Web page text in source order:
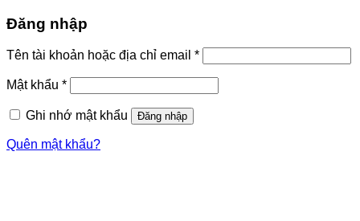
Đăng nhập
Tên tài khoản hoặc địa chỉ email *
Mật khẩu *
Ghi nhớ mật khẩu Đăng nhập
Quên mật khẩu?